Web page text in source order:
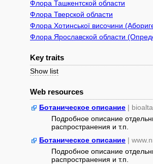
Флора Ташкентской области
Флора Тверской области
Флора Хотинської височини
Флора Ярославской области
Key traits
Show list
Web resources
Ботаническое описание |
Подробное описание
распространения и т.п.
Ботаническое описание |
Подробное описание
распространения и т.п.